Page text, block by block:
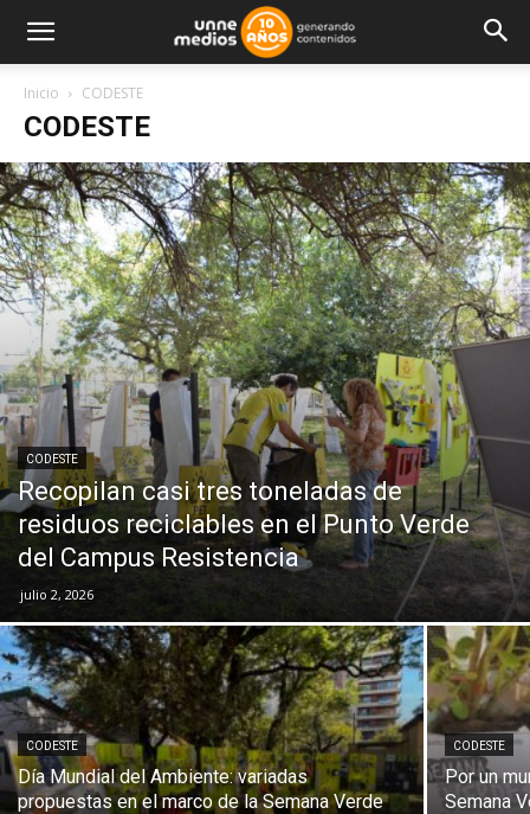
Inicio CODESTE
CODESTE
CODESTE
Recopilan casi tres toneladas de
residuos reciclables en el Punto Verde
del Campus Resistencia
julio 2, 2026
CODESTE
Día Mundial del Ambiente: variadas
propuestas en el marco de la Semana Verde
CODESTE
Por un
Semana